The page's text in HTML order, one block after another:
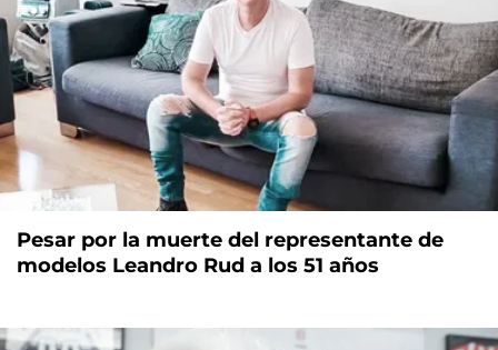
Pesar por la muerte del representante de
modelos Leandro Rud a los 51 años